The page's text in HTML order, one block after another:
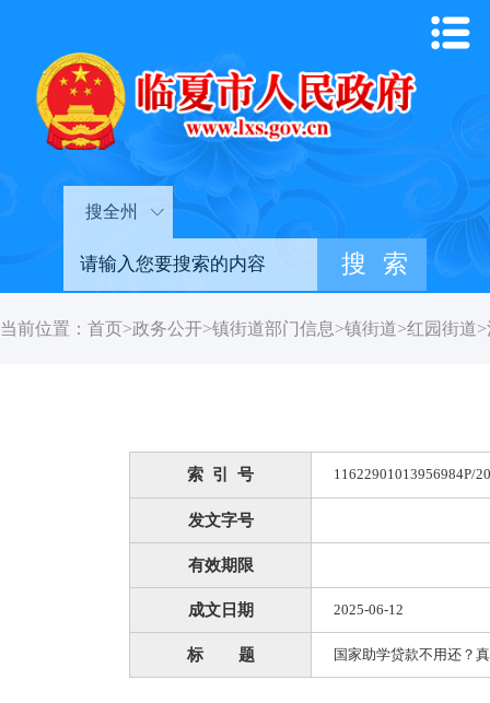
搜全州
当前位置： 首页>政务公开>镇街道部门信息>镇街道>红园街道>
索 引 号 11622901013956984P/
发文字号
有效期限
成文日期 2025-06-12
标 题 国家助学贷款不用还？